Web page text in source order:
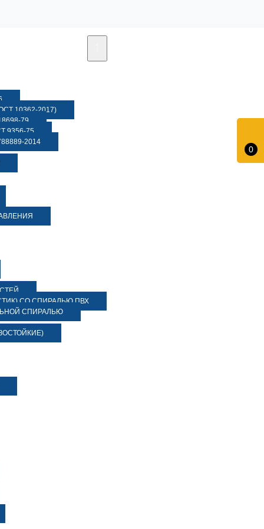
0
10362-2017)
79
9356-75
2014
СО СПИРАЛЬЮ ПВХ
СПИРАЛЬЮ